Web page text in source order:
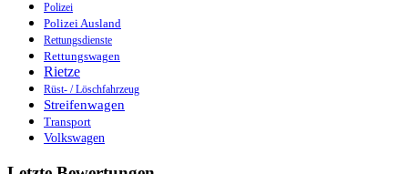
Polizei
Polizei Ausland
Rettungsdienste
Rettungswagen
Rietze
Rüst- / Löschfahrzeug
Streifenwagen
Transport
Volkswagen